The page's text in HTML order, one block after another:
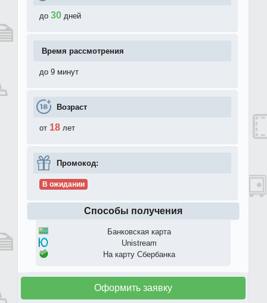
до 30 дней
Время рассмотрения
до 9 минут
Возраст
от 18 лет
Промокод:
В ожидании
Способы получения
Банковская карта
Unistream
На карту Сбербанка
Оформить заявку